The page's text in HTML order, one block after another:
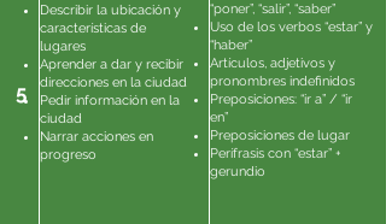
5
Describir la ubicación y
características de
lugares
Aprender a dar y recibir
direcciones en la ciudad
Pedir información en la
ciudad
Narrar acciones en
progreso
“poner”, “salir”, “saber”
Uso de los verbos “estar” y
“haber”
Artículos, adjetivos y
pronombres indefinidos
Preposiciones: “ir a” / “ir
en”
Preposiciones de lugar
Perífrasis con “estar” +
gerundio